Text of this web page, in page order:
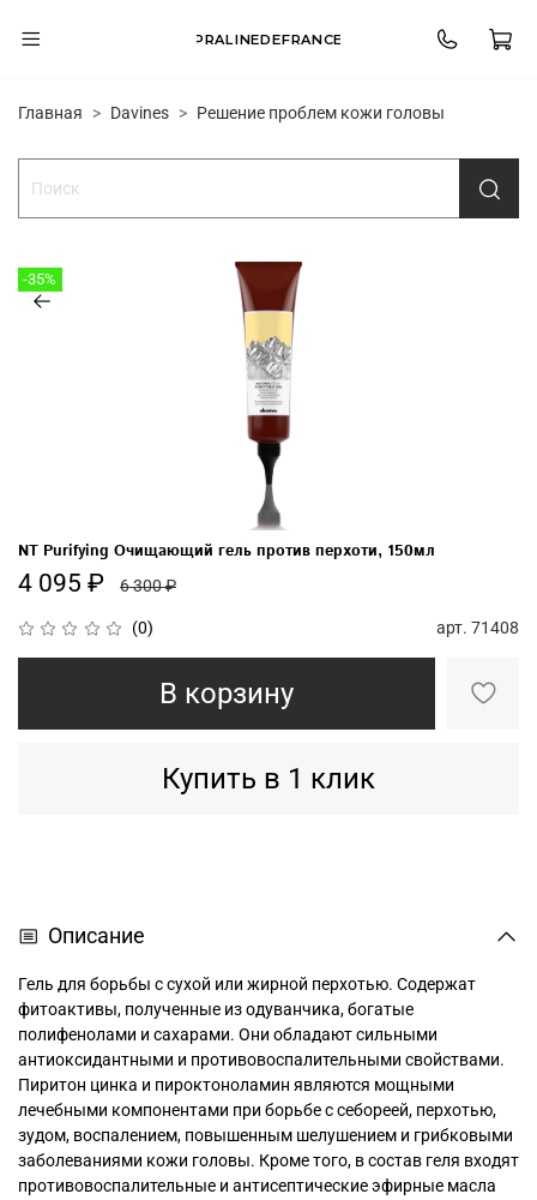
PRALINEDEFRANCE
Главная Davines Решение проблем кожи головы
-35%
(0) арт. 71408
NT Purifying Очищающий гель против перхоти, 150мл
4 095 ₽ 6 300 ₽
В корзину
Купить в 1 клик
Описание
Гель для борьбы с сухой или жирной перхотью. Содержат
фитоактивы, полученные из одуванчика, богатые
полифенолами и сахарами. Они обладают сильными
антиоксидантными и противовоспалительными свойствами.
Пиритон цинка и пироктоноламин являются мощными
лечебными компонентами при борьбе с себореей, перхотью,
зудом, воспалением, повышенным шелушением и грибковыми
заболеваниями кожи головы. Кроме того, в состав геля входят
противовоспалительные и антисептические эфирные масла